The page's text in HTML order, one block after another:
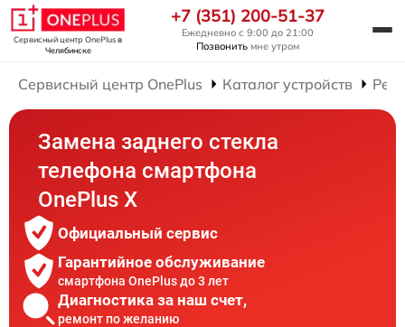
Сервисный центр OnePlusв
Челябинске
+7 (351) 200-51-37
Ежедневно с 9:00 до 21:00
Позвонить мне утром
Сервисный центр OnePlus Каталог устройств
Замена заднего стекла
телефона смартфона
OnePlus X
Официальный сервис
Гарантийное обслуживание
смартфона OnePlus до 3 лет
Диагностика за наш счет,
ремонт по желанию